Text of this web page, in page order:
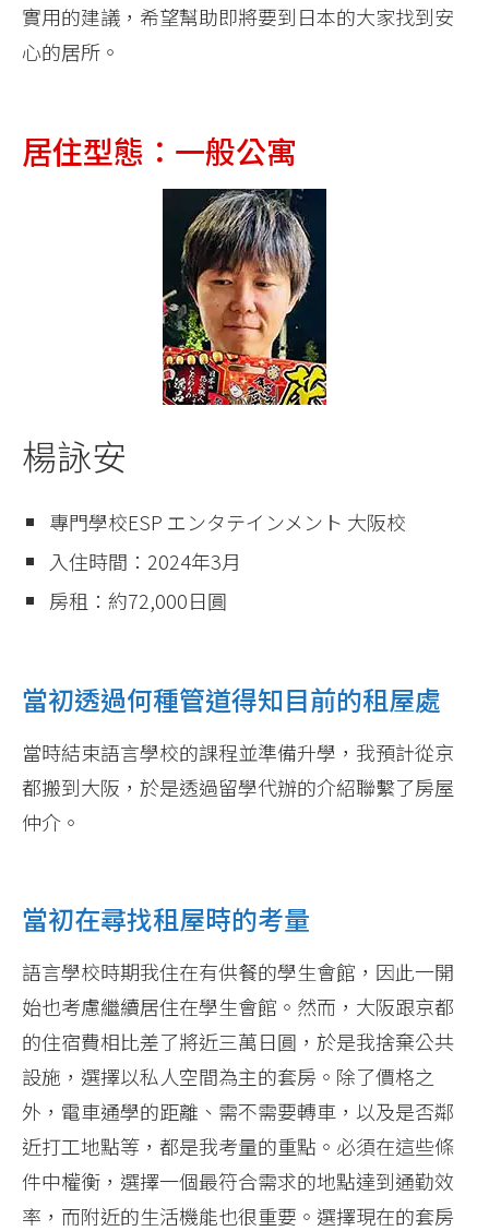
實用的建議，希望幫助即將要到日本的大家找到安
心的居所。
居住型態：一般公寓
楊詠安
專門學校ESP エンタテインメント 大阪校
入住時間：2024年3月
房租：約72,000日圓
當初透過何種管道得知目前的租屋處
當時結束語言學校的課程並準備升學，我預計從京
都搬到大阪，於是透過留學代辦的介紹聯繫了房屋
仲介。
當初在尋找租屋時的考量
語言學校時期我住在有供餐的學生會館，因此一開
始也考慮繼續居住在學生會館。然而，大阪跟京都
的住宿費相比差了將近三萬日圓，於是我捨棄公共
設施，選擇以私人空間為主的套房。除了價格之
外，電車通學的距離、需不需要轉車，以及是否鄰
近打工地點等，都是我考量的重點。必須在這些條
件中權衡，選擇一個最符合需求的地點達到通勤效
率，而附近的生活機能也很重要。選擇現在的套房